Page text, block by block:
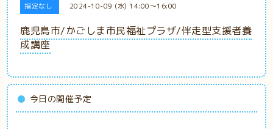
指定なし 2024-10-09 (水) 14:00～16:00
鹿児島市/かごしま市民福祉プラザ/伴走型支援者養
成講座
今日の開催予定